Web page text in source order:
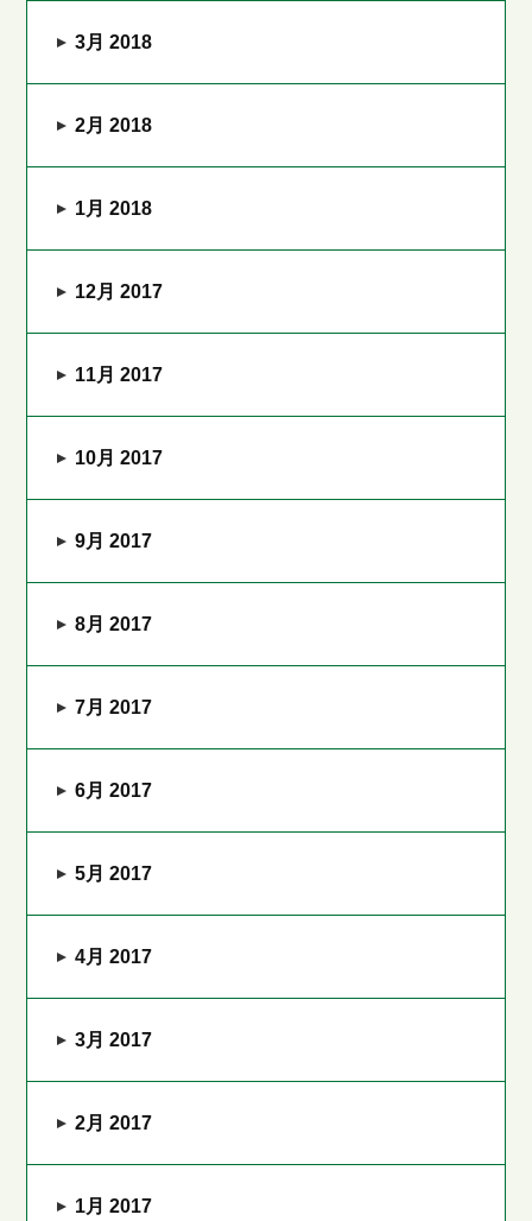
3月 2018
2月 2018
1月 2018
12月 2017
11月 2017
10月 2017
9月 2017
8月 2017
7月 2017
6月 2017
5月 2017
4月 2017
3月 2017
2月 2017
1月 2017